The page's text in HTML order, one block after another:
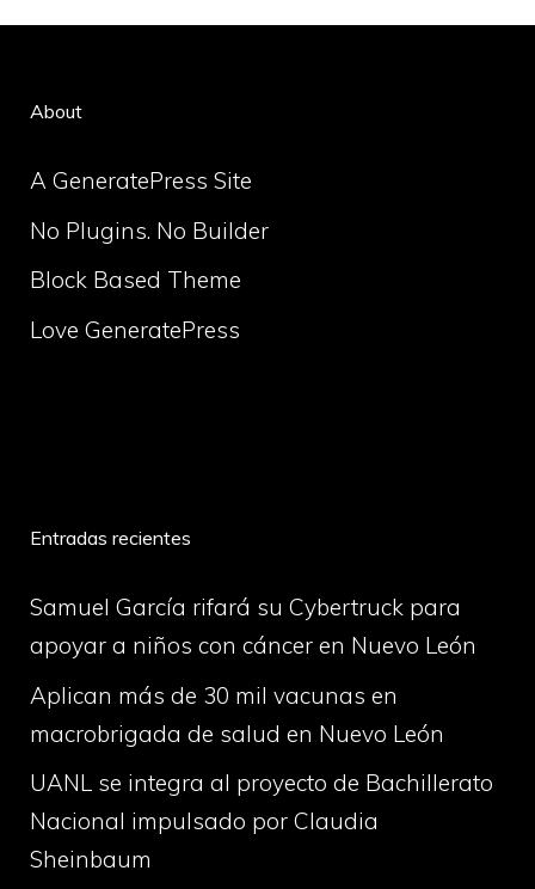
About
A GeneratePress Site
No Plugins. No Builder
Block Based Theme
Love GeneratePress
Entradas recientes
Samuel García rifará su Cybertruck para
apoyar a niños con cáncer en Nuevo León
Aplican más de 30 mil vacunas en
macrobrigada de salud en Nuevo León
UANL se integra al proyecto de Bachillerato
Nacional impulsado por Claudia
Sheinbaum